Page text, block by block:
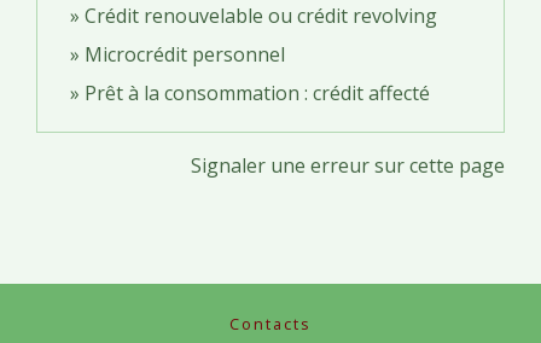
Crédit renouvelable ou crédit revolving
Microcrédit personnel
Prêt à la consommation : crédit affecté
Signaler une erreur sur cette page
Contacts